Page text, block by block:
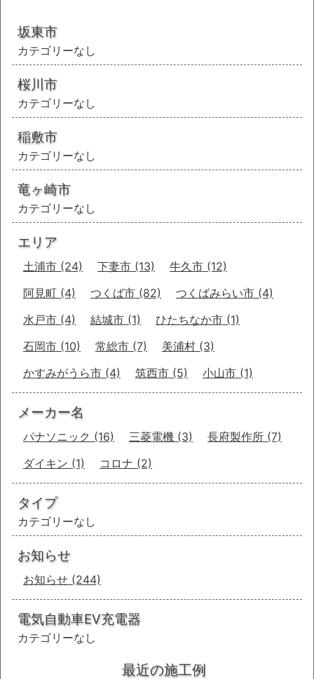
坂東市
カテゴリーなし
桜川市
カテゴリーなし
稲敷市
カテゴリーなし
竜ヶ崎市
カテゴリーなし
エリア
土浦市 (24) 下妻市 (13) 牛久市 (12)
阿見町 (4) つくば市 (82) つくばみらい市 (4)
水戸市 (4) 結城市 (1) ひたちなか市 (1)
石岡市 (10) 常総市 (7) 美浦村 (3)
かすみがうら市 (4) 筑西市 (5) 小山市 (1)
メーカー名
パナソニック (16) 三菱電機 (3) 長府製作所 (7)
ダイキン (1) コロナ (2)
タイプ
カテゴリーなし
お知らせ
お知らせ (244)
電気自動車EV充電器
カテゴリーなし
最近の施工例